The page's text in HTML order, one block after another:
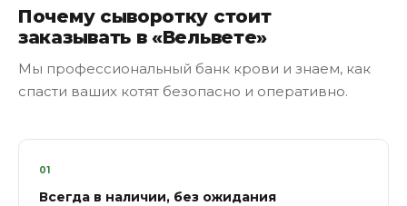
Почему сыворотку стоит
заказывать в «Вельвете»
Мы профессиональный банк крови и знаем, как
спасти ваших котят безопасно и оперативно.
01
Всегда в наличии, без ожидания